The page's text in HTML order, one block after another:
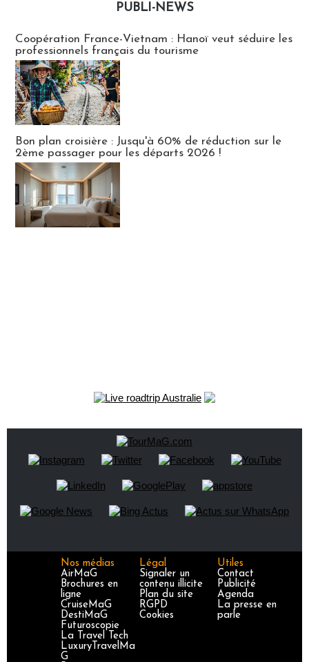
PUBLI-NEWS
Coopération France-Vietnam : Hanoï veut séduire les
professionnels français du tourisme
Bon plan croisière : Jusqu'à 60% de réduction sur le
2ème passager pour les départs 2026 !
Nos médias
AirMaG
Brochures en
ligne
CruiseMaG
DestiMaG
Futuroscopie
La Travel Tech
LuxuryTravelMa
G
Légal
Signaler un
contenu illicite
Plan du site
RGPD
Cookies
Utiles
Contact
Publicité
Agenda
La presse en
parle